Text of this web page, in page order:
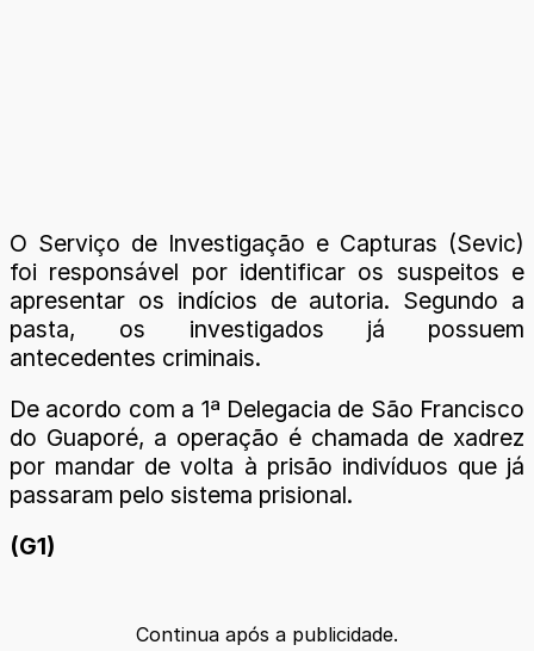
O Serviço de Investigação e Capturas (Sevic)
foi responsável por identificar os suspeitos e
apresentar os indícios de autoria. Segundo a
pasta, os investigados já possuem
antecedentes criminais.
De acordo com a 1ª Delegacia de São Francisco
do Guaporé, a operação é chamada de xadrez
por mandar de volta à prisão indivíduos que já
passaram pelo sistema prisional.
(G1)
Continua após a publicidade.